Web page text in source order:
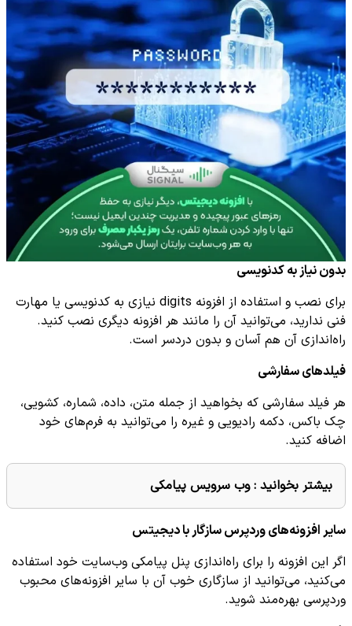
بدون نیاز به کدنویسی
برای نصب و استفاده از افزونه digits نیازی به کدنویسی یا مهارت
فنی ندارید، می‌توانید آن را مانند هر افزونه دیگری نصب کنید.
راه‌اندازی آن هم آسان و بدون دردسر است.
فیلدهای سفارشی
هر فیلد سفارشی که بخواهید از جمله متن، داده، شماره، کشویی،
چک باکس، دکمه رادیویی و غیره را می‌توانید به فرم‌های خود
اضافه کنید.
بیشتر بخوانید : وب سرویس پیامکی
سایر افزونه‌های وردپرس سازگار با دیجیتس
اگر این افزونه را برای راه‌اندازی پنل پیامکی وب‌سایت خود استفاده
می‌کنید، می‌توانید از سازگاری خوب آن با سایر افزونه‌های محبوب
وردپرسی بهره‌مند شوید.